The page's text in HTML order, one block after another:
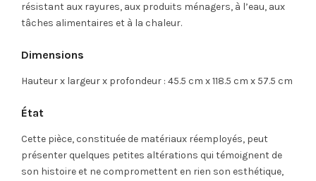
résistant aux rayures, aux produits ménagers, à l’eau, aux
tâches alimentaires et à la chaleur.
Dimensions
Hauteur x largeur x profondeur : 45.5 cm x 118.5 cm x 57.5 cm
État
Cette pièce, constituée de matériaux réemployés, peut
présenter quelques petites altérations qui témoignent de
son histoire et ne compromettent en rien son esthétique,